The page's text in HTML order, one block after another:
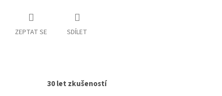
ZEPTAT SE SDÍLET
30 let zkušeností